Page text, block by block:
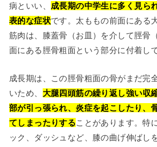
病といい、 成長期の中学生に多く見ら
表的な症状です。太ももの前面にある
筋肉は、膝蓋骨（お皿）を介して脛骨
面にある脛骨粗面という部分に付着し
成長期は、この脛骨粗面の骨がまだ完
いため、 大腿四頭筋の繰り返し強い収
部が引っ張られ、炎症を起こしたり、
てしまったりすることがあります。特
ック、ダッシュなど、膝の曲げ伸ばし